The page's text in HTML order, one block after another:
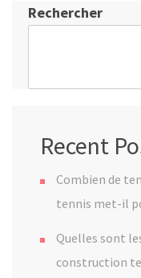
Rechercher
Recent
Combien de
tennis met-il
Quelles sont
construction